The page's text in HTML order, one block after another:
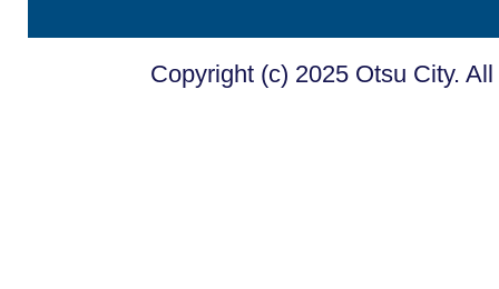
Copyright (c) 2025 Otsu City.